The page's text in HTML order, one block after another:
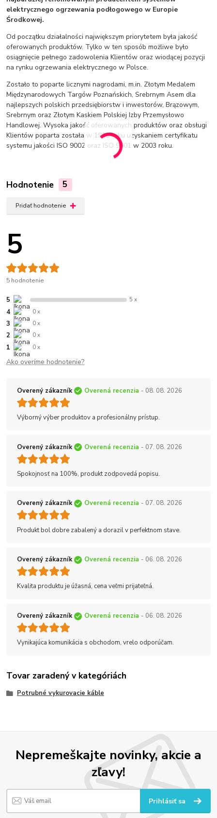
elektrycznego ogrzewania podłogowego w Europie
Środkowej.
Od początku działalności największym priorytetem była jakość
oferowanych produktów. Tylko w ten sposób możliwe było
osiągnięcie pełnego zadowolenia Klientów oraz wiodącej pozycji
na rynku ogrzewania elektrycznego w Polsce.
Zostało to poparte licznymi nagrodami, m.in. Złotym Medalem
Międzynarodowych Targów Poznańskich, Srebrnym Asem dla
najlepszych polskich przedsiębiorstw i inwestorów, Brązowym,
Srebrnym oraz Złotym Kaskiem Polskiej Izby Przemysłowo
Handlowej. Wysoka jakość oferowanych produktów oraz obsługi
Klientów poparta została w 1998 roku uzyskaniem certyfikatu
systemu jakości ISO 9002 oraz ISO 9001 w 2003 roku.
Hodnotenie 5
Pridať hodnotenie
5
5 hodnotenie
5 5 x
4 0 x
3 0 x
2 0 x
1 0 x
Ako overíme hodnotenie?
Overený zákazník Overená recenzia - 08. 08. 2026
Výborný výber produktov a profesionálny prístup.
Overený zákazník Overená recenzia - 07. 08. 2026
Spokojnosť na 100%, produkt zodpovedá popisu.
Overený zákazník Overená recenzia - 07. 08. 2026
Produkt bol dobre zabalený a dorazil v perfektnom stave.
Overený zákazník Overená recenzia - 06. 08. 2026
Kvalita produktu je úžasná, cena veľmi prijateľná.
Overený zákazník Overená recenzia - 06. 08. 2026
Vynikajúca komunikácia s obchodom, vrelo odporúčam.
Tovar zaradený v kategóriách
Potrubné vykurovacie káble
Nepremeškajte novinky, akcie a
zľavy!
Prihlásiť sa